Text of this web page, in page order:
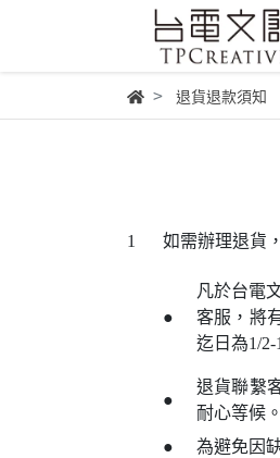
退貨退款須知
1 如需辦理退貨
●
凡於台電
客服，將
迄日為1/
●
退貨聯繫
耐心等候。
●
為避免因